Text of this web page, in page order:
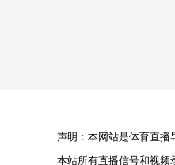
声明：本网站是体育直播
本站所有直播信号和视频